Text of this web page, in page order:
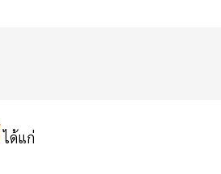
ได้แก่